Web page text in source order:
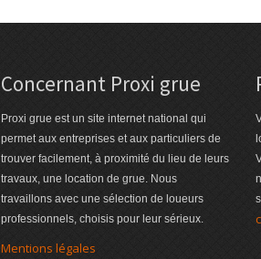
Concernant Proxi grue
Proxi grue est un site internet national qui
permet aux entreprises et aux particuliers de
trouver facilement, à proximité du lieu de leurs
travaux, une location de grue. Nous
travaillons avec une sélection de loueurs
professionnels, choisis pour leur sérieux.
Mentions légales